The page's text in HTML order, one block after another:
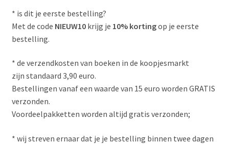
* is dit je eerste bestelling?
Met de code NIEUW10krijg je 10% kortingop je eerste
bestelling.
* de verzendkosten van boeken in de koopjesmarkt
zijn standaard 3,90 euro.
Bestellingen vanaf een waarde van 15 euro worden GRATIS
verzonden.
Voordeelpakketten worden altijd gratis verzonden;
* wij streven ernaar dat je je bestelling binnen twee dagen